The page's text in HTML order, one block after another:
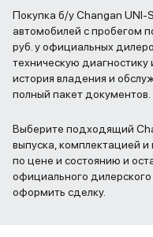
Покупка б/у Changan UNI-
автомобилей с пробегом
руб. у официальных
техническую
история владения и
полный пакет документов.
Выберите подходящий
выпуска, комплектацией
по цене и состоянию и
официального
оформить сделку.